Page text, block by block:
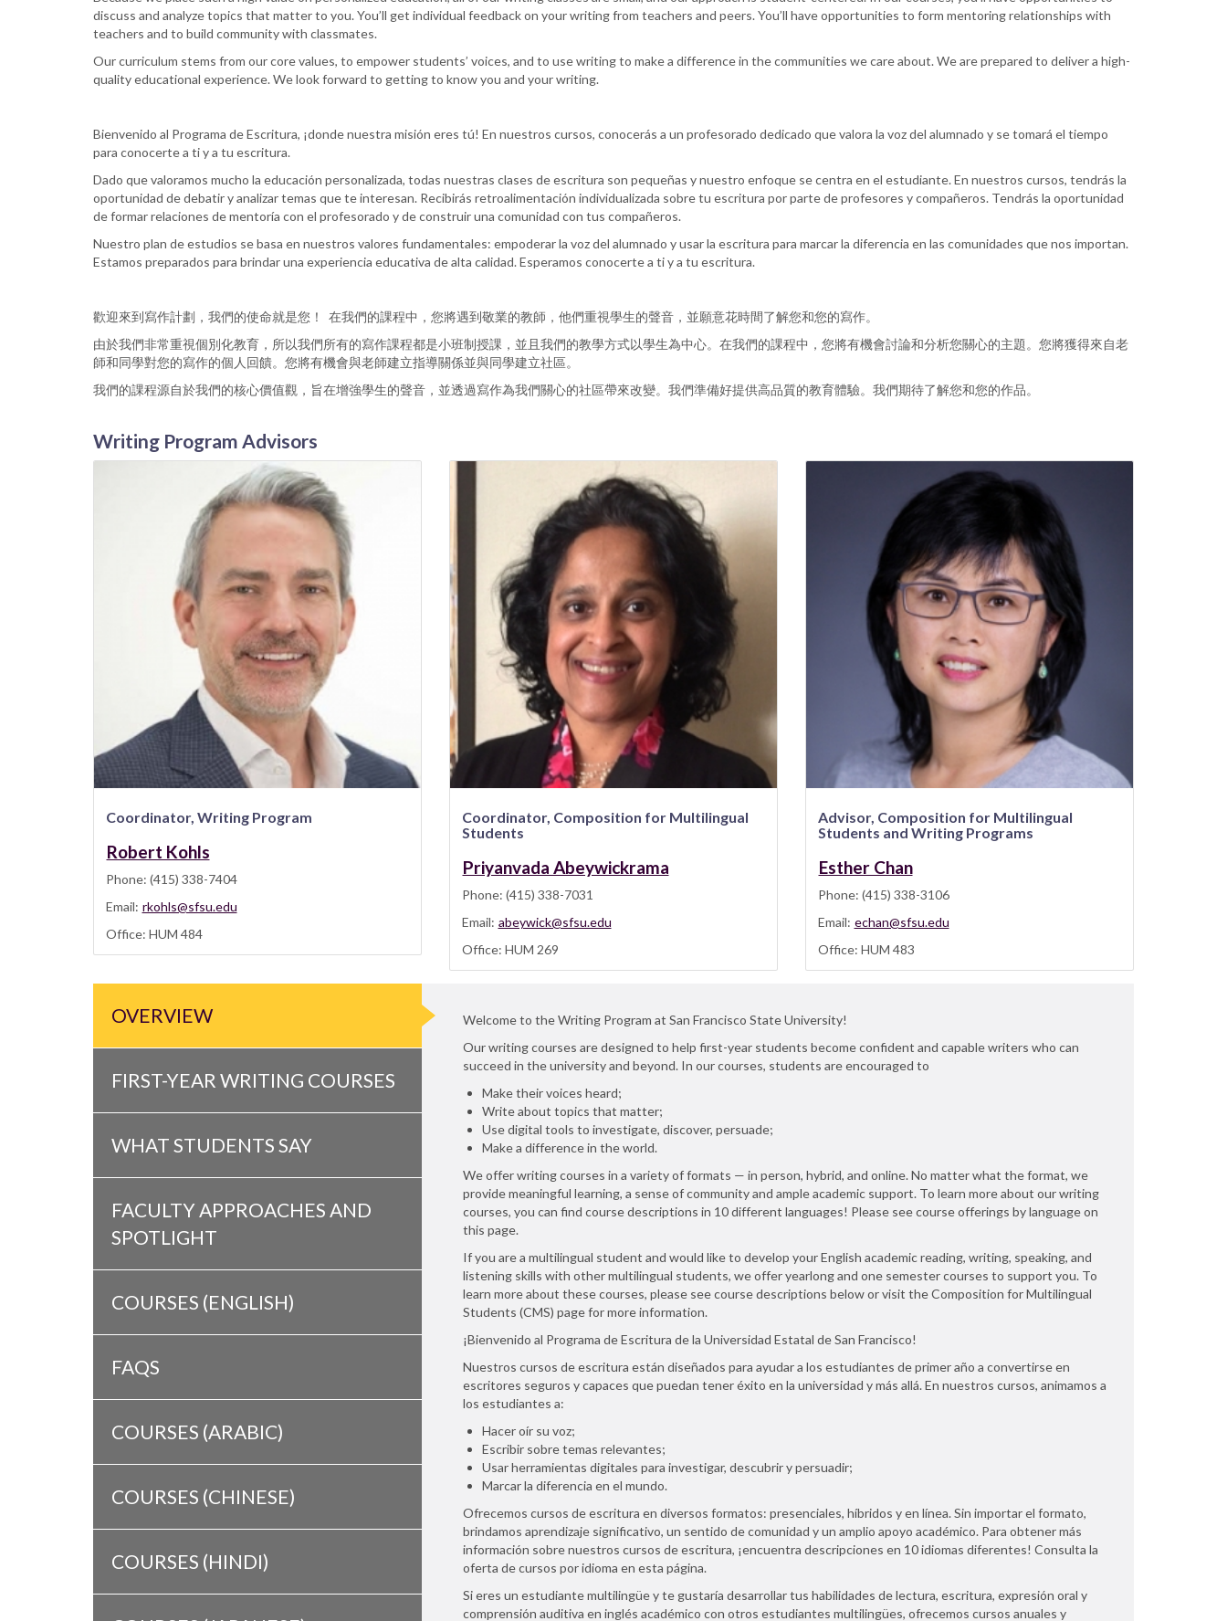
discuss and analyze topics that matter to you. You’ll get individual feedback on your writing from teachers and peers. You’ll have opportunities to form mentoring relationships with
teachers and to build community with classmates.
Our curriculum stems from our core values, to empower students’ voices, and to use writing to make a difference in the communities we care about. We are prepared to deliver a high-
quality educational experience. We look forward to getting to know you and your writing.
Bienvenido al Programa de Escritura, ¡donde nuestra misión eres tú! En nuestros cursos, conocerás a un profesorado dedicado que valora la voz del alumnado y se tomará el tiempo
para conocerte a ti y a tu escritura.
Dado que valoramos mucho la educación personalizada, todas nuestras clases de escritura son pequeñas y nuestro enfoque se centra en el estudiante. En nuestros cursos, tendrás la
oportunidad de debatir y analizar temas que te interesan. Recibirás retroalimentación individualizada sobre tu escritura por parte de profesores y compañeros. Tendrás la oportunidad
de formar relaciones de mentoría con el profesorado y de construir una comunidad con tus compañeros.
Nuestro plan de estudios se basa en nuestros valores fundamentales: empoderar la voz del alumnado y usar la escritura para marcar la diferencia en las comunidades que nos importan.
Estamos preparados para brindar una experiencia educativa de alta calidad. Esperamos conocerte a ti y a tu escritura.
歡迎來到寫作計劃，我們的使命就是您！ 在我們的課程中，您將遇到敬業的教師，他們重視學生的聲音，並願意花時間了解您和您的寫作。
由於我們非常重視個別化教育，所以我們所有的寫作課程都是小班制授課，並且我們的教學方式以學生為中心。在我們的課程中，您將有機會討論和分析您關心的主題。您將獲得來自老
師和同學對您的寫作的個人回饋。您將有機會與老師建立指導關係並與同學建立社區。
我們的課程源自於我們的核心價值觀，旨在增強學生的聲音，並透過寫作為我們關心的社區帶來改變。我們準備好提供高品質的教育體驗。我們期待了解您和您的作品。
Writing Program Advisors
Coordinator, Writing Program
Robert Kohls
Phone: (415) 338-7404
Email: rkohls@sfsu.edu
Office: HUM 484
Coordinator, Composition for Multilingual
Students
Priyanvada Abeywickrama
Phone: (415) 338-7031
Email: abeywick@sfsu.edu
Office: HUM 269
Advisor, Composition for Multilingual
Students and Writing Programs
Esther Chan
Phone: (415) 338-3106
Email: echan@sfsu.edu
Office: HUM 483
OVERVIEW
FIRST-YEAR WRITING COURSES
WHAT STUDENTS SAY
FACULTY APPROACHES AND
SPOTLIGHT
COURSES (ENGLISH)
FAQS
COURSES (ARABIC)
COURSES (CHINESE)
COURSES (HINDI)
Welcome to the Writing Program at San Francisco State University!
Our writing courses are designed to help first-year students become confident and capable writers who can
succeed in the university and beyond. In our courses, students are encouraged to
Make their voices heard;
Write about topics that matter;
Use digital tools to investigate, discover, persuade;
Make a difference in the world.
We offer writing courses in a variety of formats — in person, hybrid, and online. No matter what the format, we
provide meaningful learning, a sense of community and ample academic support. To learn more about our writing
courses, you can find course descriptions in 10 different languages! Please see course offerings by language on
this page.
If you are a multilingual student and would like to develop your English academic reading, writing, speaking, and
listening skills with other multilingual students, we offer yearlong and one semester courses to support you. To
learn more about these courses, please see course descriptions below or visit the Composition for Multilingual
Students (CMS) page for more information.
¡Bienvenido al Programa de Escritura de la Universidad Estatal de San Francisco!
Nuestros cursos de escritura están diseñados para ayudar a los estudiantes de primer año a convertirse en
escritores seguros y capaces que puedan tener éxito en la universidad y más allá. En nuestros cursos, animamos a
los estudiantes a:
Hacer oír su voz;
Escribir sobre temas relevantes;
Usar herramientas digitales para investigar, descubrir y persuadir;
Marcar la diferencia en el mundo.
Ofrecemos cursos de escritura en diversos formatos: presenciales, híbridos y en línea. Sin importar el formato,
brindamos aprendizaje significativo, un sentido de comunidad y un amplio apoyo académico. Para obtener más
información sobre nuestros cursos de escritura, ¡encuentra descripciones en 10 idiomas diferentes! Consulta la
oferta de cursos por idioma en esta página.
Si eres un estudiante multilingüe y te gustaría desarrollar tus habilidades de lectura, escritura, expresión oral y
comprensión auditiva en inglés académico con otros estudiantes multilingües, ofrecemos cursos anuales y